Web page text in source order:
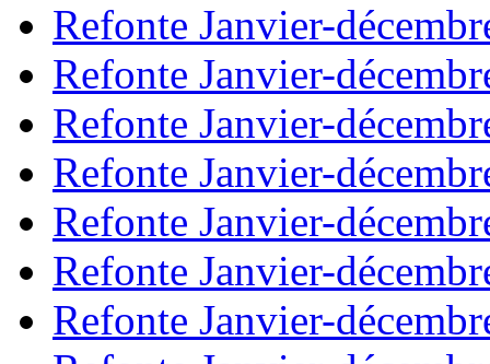
Refonte Janvier-
Refonte Janvier-
Refonte Janvier-
Refonte Janvier-
Refonte Janvier-
Refonte Janvier-
Refonte Janvier-